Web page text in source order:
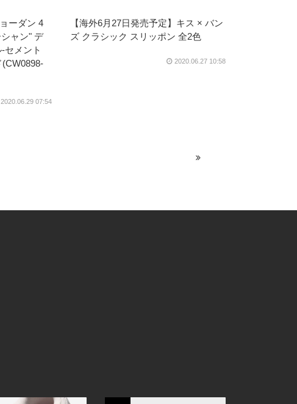
ーダン 4
ャン" デ
セメント
2020.06.29 07:54
【海外6月27日発売予定】キス × バン
ズ クラシック スリッポン 全2色
2020.06.27 10:58